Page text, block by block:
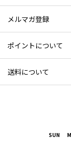
メルマガ登録
ポイントについて
送料について